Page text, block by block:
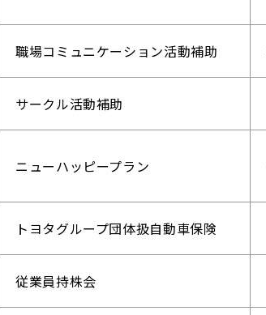
職場コミュニケーション活動補助
サークル活動補助
ニューハッピープラン
トヨタグループ団体扱自動車保険
従業員持株会